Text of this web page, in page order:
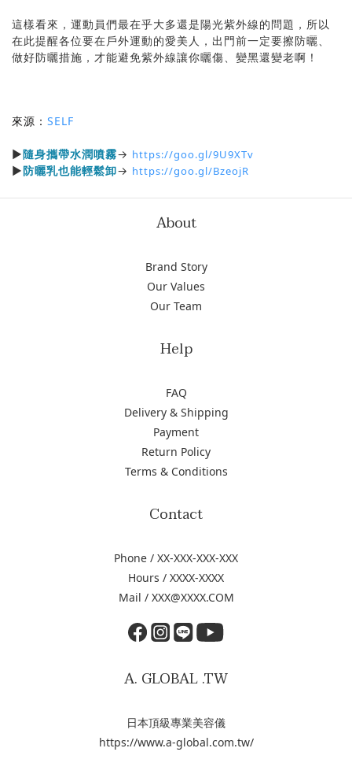
這樣看來，運動員們最在乎大多還是陽光紫外線的問題，所以
在此提醒各位要在戶外運動的愛美人，出門前一定要擦防曬、
做好防曬措施，才能避免紫外線讓你曬傷、變黑還變老啊！
來源： SELF
▶隨身攜帶水潤噴霧→ https://goo.gl/9U9XTv
▶防曬乳也能輕鬆卸→ https://goo.gl/BzeojR
About
Brand Story
Our Values
Our Team
Help
FAQ
Delivery & Shipping
Payment
Return Policy
Terms & Conditions
Contact
Phone / XX-XXX-XXX-XXX
Hours / XXXX-XXXX
Mail / XXX@XXXX.COM
A. GLOBAL .TW
日本頂級專業美容儀
https://www.a-global.com.tw/